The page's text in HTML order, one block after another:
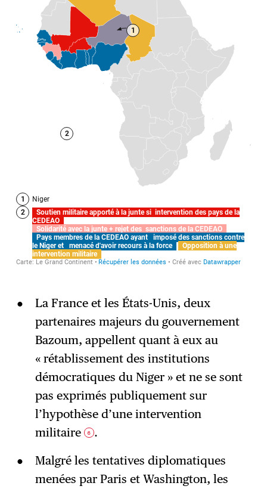
La France et les États-Unis, deux
partenaires majeurs du gouvernement
Bazoum, appellent quant à eux au
« rétablissement des institutions
démocratiques du Niger » et ne se sont
pas exprimés publiquement sur
l’hypothèse d’une intervention
militaire
6 .
Malgré les tentatives diplomatiques
menées par Paris et Washington, les